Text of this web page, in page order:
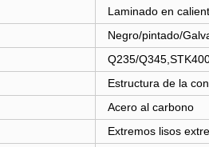
Laminado en
Negro/pintado/
Q235/
Estructura de la
Acero al carbono
Extremos lisos